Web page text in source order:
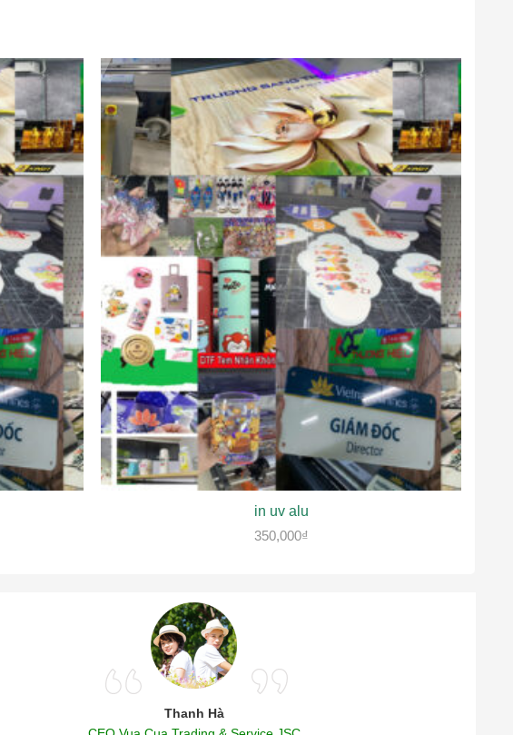
in uv alu
350,000₫
Thanh Hà